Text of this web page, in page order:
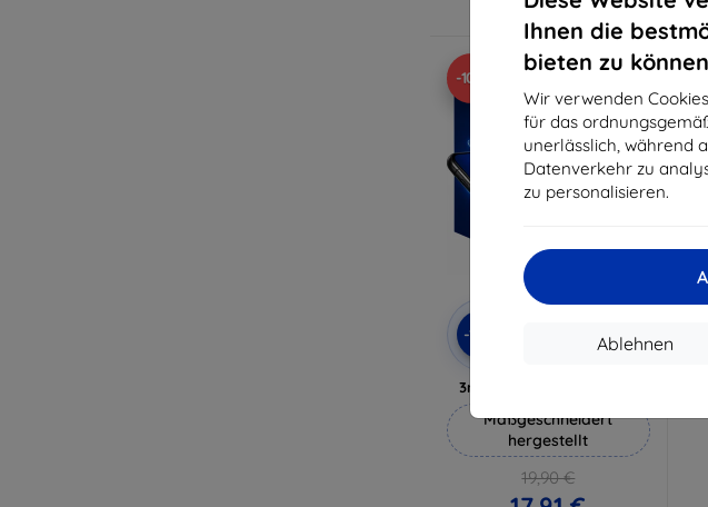
Ihnen die
bieten zu
Wir verwenden
für das
unerlässlich, während
Datenverkehr zu
zu personalisieren.
Ablehnen
Auf Lager 3 Stk.
-10%
-10% EXTRA10
3mk Hammer Schutzfolie
Maßgeschneidert
hergestellt
19,90 €